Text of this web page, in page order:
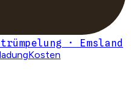
· Emsland
Kosten